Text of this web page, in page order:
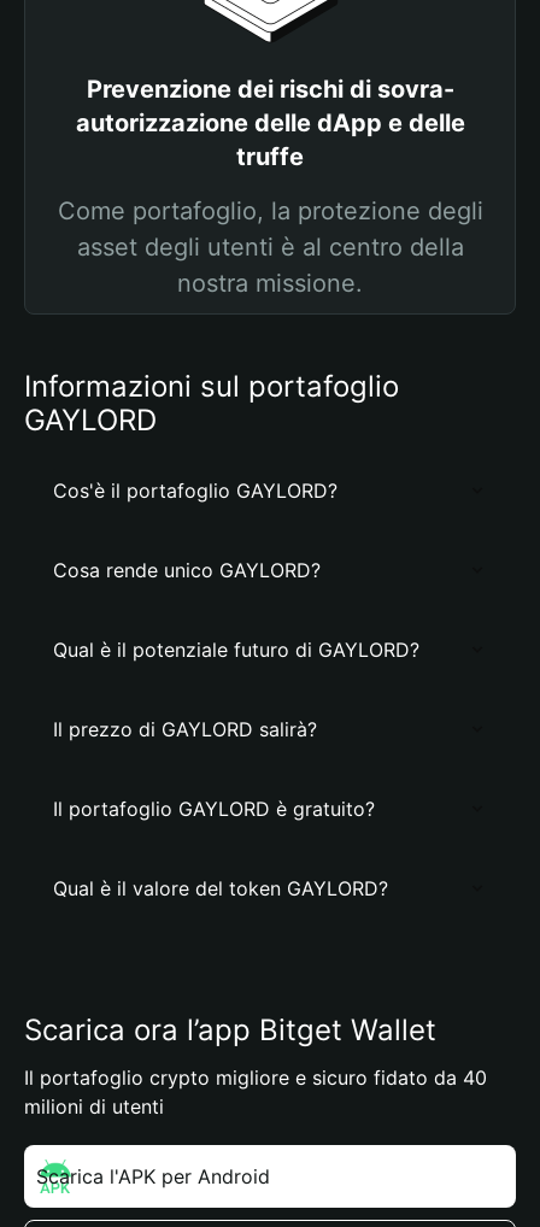
Prevenzione dei rischi di sovra-
autorizzazione delle dApp e delle
truffe
Come portafoglio, la protezione degli
asset degli utenti è al centro della
nostra missione.
Informazioni sul portafoglio
GAYLORD
Cos'è il portafoglio GAYLORD?
Cosa rende unico GAYLORD?
Qual è il potenziale futuro di GAYLORD?
Il prezzo di GAYLORD salirà?
Il portafoglio GAYLORD è gratuito?
Qual è il valore del token GAYLORD?
Scarica ora l’app Bitget Wallet
Il portafoglio crypto migliore e sicuro fidato da 40
milioni di utenti
Scarica l'APK per Android